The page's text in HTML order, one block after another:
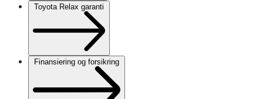
Toyota Relax garanti
Finansiering og forsikring